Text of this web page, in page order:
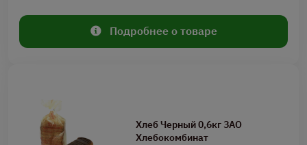
Подробнее о товаре
Хлеб Черный 0,6кг ЗАО
Хлебокомбинат